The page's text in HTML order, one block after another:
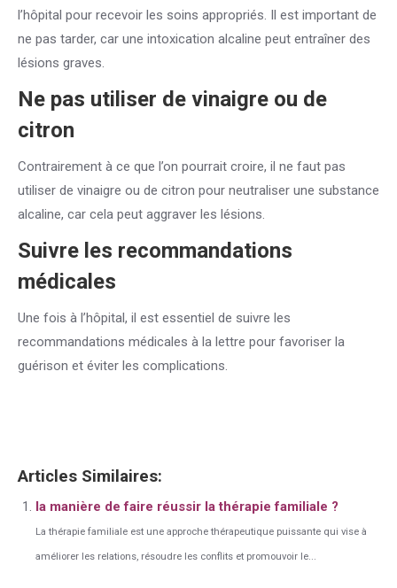
l’hôpital pour recevoir les soins appropriés. Il est important de
ne pas tarder, car une intoxication alcaline peut entraîner des
lésions graves.
Ne pas utiliser de vinaigre ou de
citron
Contrairement à ce que l’on pourrait croire, il ne faut pas
utiliser de vinaigre ou de citron pour neutraliser une substance
alcaline, car cela peut aggraver les lésions.
Suivre les recommandations
médicales
Une fois à l’hôpital, il est essentiel de suivre les
recommandations médicales à la lettre pour favoriser la
guérison et éviter les complications.
Articles Similaires:
la manière de faire réussir la thérapie familiale ?
La thérapie familiale est une approche thérapeutique puissante qui vise à
améliorer les relations, résoudre les conflits et promouvoir le...